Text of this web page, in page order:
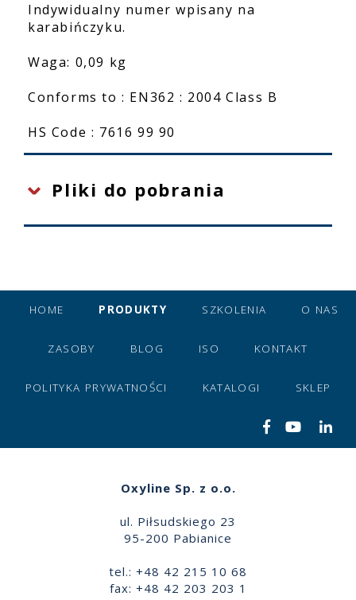
Indywidualny numer wpisany na
karabińczyku.
Waga: 0,09 kg
Conforms to : EN362 : 2004 Class B
HS Code : 7616 99 90
Pliki do pobrania
HOME PRODUKTY SZKOLENIA O NAS
ZASOBY BLOG ISO KONTAKT
POLITYKA PRYWATNOŚCI KATALOGI SKLEP
Oxyline Sp. z o.o.
ul. Piłsudskiego 23
95-200 Pabianice
tel.: +48 42 215 10 68
fax: +48 42 203 203 1